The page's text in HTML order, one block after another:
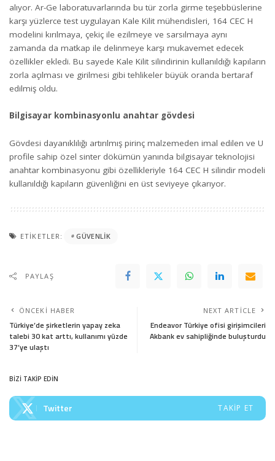
alıyor. Ar-Ge laboratuvarlarında bu tür zorla girme teşebbüslerine
karşı yüzlerce test uygulayan Kale Kilit mühendisleri, 164 CEC H
modelini kırılmaya, çekiç ile ezilmeye ve sarsılmaya aynı
zamanda da matkap ile delinmeye karşı mukavemet edecek
özellikler ekledi. Bu sayede Kale Kilit silindirinin kullanıldığı kapıların
zorla açılması ve girilmesi gibi tehlikeler büyük oranda bertaraf
edilmiş oldu.
Bilgisayar kombinasyonlu anahtar gövdesi
Gövdesi dayanıklılığı artırılmış pirinç malzemeden imal edilen ve U
profile sahip özel sinter dökümün yanında bilgisayar teknolojisi
anahtar kombinasyonu gibi özellikleriyle 164 CEC H silindir modeli
kullanıldığı kapıların güvenliğini en üst seviyeye çıkarıyor.
ETIKETLER: GÜVENLIK
PAYLAŞ
ÖNCEKI HABER
Türkiye’de şirketlerin yapay zeka
talebi 30 kat arttı, kullanımı yüzde
37’ye ulaştı
NEXT ARTICLE
Endeavor Türkiye ofisi girişimcileri
Akbank ev sahipliğinde buluşturdu
BİZİ TAKİP EDİN
Twitter TAKIP ET